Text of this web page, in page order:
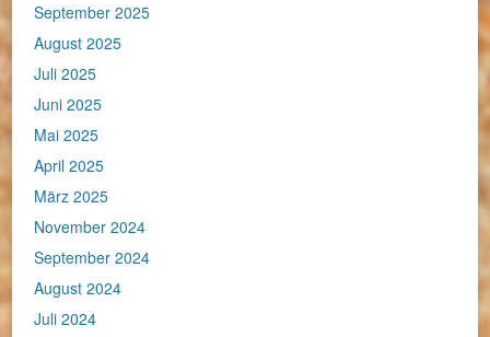
September 2025
August 2025
Juli 2025
Juni 2025
Mai 2025
April 2025
März 2025
November 2024
September 2024
August 2024
Juli 2024